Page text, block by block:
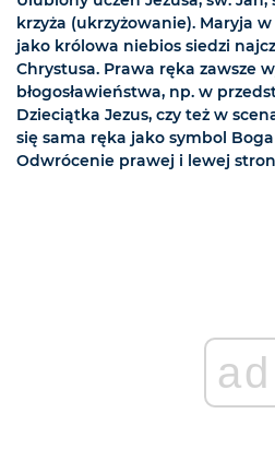
krzyża (ukrzyżowanie). Maryja
jako królowa niebios siedzi
Chrystusa. Prawa ręka zawsze
błogosławieństwa, np. w
Dzieciątka Jezus, czy też w
się sama ręka jako symbol
Odwrócenie prawej i lewej
ad